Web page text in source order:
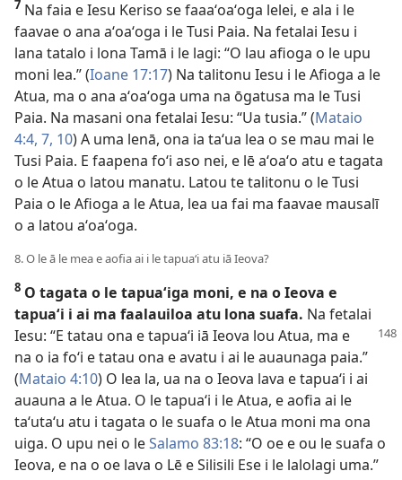
7 Na faia e Iesu Keriso se faaaʻoaʻoga lelei, e ala i le
faavae o ana aʻoaʻoga i le Tusi Paia. Na fetalai Iesu i
lana tatalo i lona Tamā i le lagi: “O lau afioga o le upu
moni lea.” (Ioane 17:17) Na talitonu Iesu i le Afioga a le
Atua, ma o ana aʻoaʻoga uma na ōgatusa ma le Tusi
Paia. Na masani ona fetalai Iesu: “Ua tusia.” (Mataio
4:4, 7, 10) A uma lenā, ona ia taʻua lea o se mau mai le
Tusi Paia. E faapena foʻi aso nei, e lē aʻoaʻo atu e tagata
o le Atua o latou manatu. Latou te talitonu o le Tusi
Paia o le Afioga a le Atua, lea ua fai ma faavae mausalī
o a latou aʻoaʻoga.
8. O le ā le mea e aofia ai i le tapuaʻi atu iā Ieova?
8 O tagata o le tapuaʻiga moni, e na o Ieova e
tapuaʻi i ai ma faalauiloa atu lona suafa. Na fetalai
Iesu: “E tatau ona e tapuaʻi iā Ieova lou Atua, ma e
na o ia foʻi e tatau ona e avatu i ai le auaunaga paia.”
(Mataio 4:10) O lea la, ua na o Ieova lava e tapuaʻi i ai
auauna a le Atua. O le tapuaʻi i le Atua, e aofia ai le
taʻutaʻu atu i tagata o le suafa o le Atua moni ma ona
uiga. O upu nei o leSalamo 83:18: “O oe e ou le suafa o
Ieova, e na o oe lava o Lē e Silisili Ese i le lalolagi uma.”